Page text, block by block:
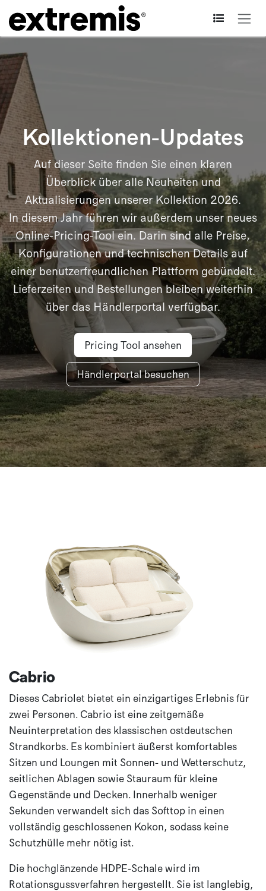
Zum Inhalt springen
Kollektionen-Updates
Auf dieser Seite finden Sie einen klaren
Überblick über alle Neuheiten und
Aktualisierungen unserer Kollektion 2026.
In diesem Jahr führen wir außerdem unser neues
Online-Pricing-Tool ein. Darin sind alle Preise,
Konfigurationen und technischen Details auf
einer benutzerfreundlichen Plattform gebündelt.
Lieferzeiten und Bestellungen bleiben weiterhin
über das Händlerportal verfügbar.
Pricing Tool ansehen
Händlerportal besuchen​
Cabrio
Dieses Cabriolet bietet ein einzigartiges Erlebnis für
zwei Personen. Cabrio ist eine zeitgemäße
Neuinterpretation des klassischen ostdeutschen
Strandkorbs. Es kombiniert äußerst komfortables
Sitzen und Loungen mit Sonnen- und Wetterschutz,
seitlichen Ablagen sowie Stauraum für kleine
Gegenstände und Decken. Innerhalb weniger
Sekunden verwandelt sich das Softtop in einen
vollständig geschlossenen Kokon, sodass keine
Schutzhülle mehr nötig ist.
Die hochglänzende HDPE-Schale wird im
Rotationsgussverfahren hergestellt. Sie ist langlebig,